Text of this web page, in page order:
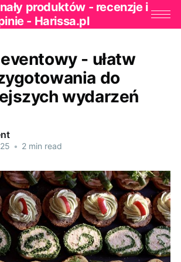
produktów - recenzje i
- Harissa.pl
- ułatw
do
wydarzeń
• 2 min read